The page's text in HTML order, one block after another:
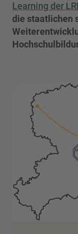
Learning der
die staatlichen